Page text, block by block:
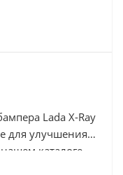
Lada X-Ray
для улучшения
для